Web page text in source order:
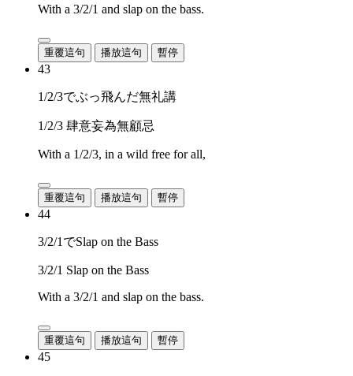
With a 3/2/1 and slap on the bass.
重覆這句 播放這句 暫停
43
1/2/3でぶっ飛んだ無礼講
1/2/3 肆意妄為無顧忌
With a 1/2/3, in a wild free for all,
重覆這句 播放這句 暫停
44
3/2/1でSlap on the Bass
3/2/1 Slap on the Bass
With a 3/2/1 and slap on the bass.
重覆這句 播放這句 暫停
45